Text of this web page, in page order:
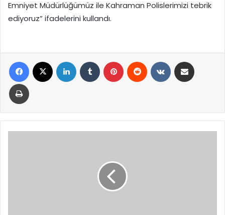
Emniyet Müdürlüğümüz ile Kahraman Polislerimizi tebrik
ediyoruz” ifadelerini kullandı.
Facebook LinkedIn Tumblr Pinterest Reddit VKontakte
Yazdır